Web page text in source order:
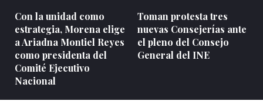
Con la unidad como
estrategia, Morena elige
a Ariadna Montiel Reyes
como presidenta del
Comité Ejecutivo
Nacional
Toman protesta tres
nuevas Consejerías ante
el pleno del Consejo
General del INE